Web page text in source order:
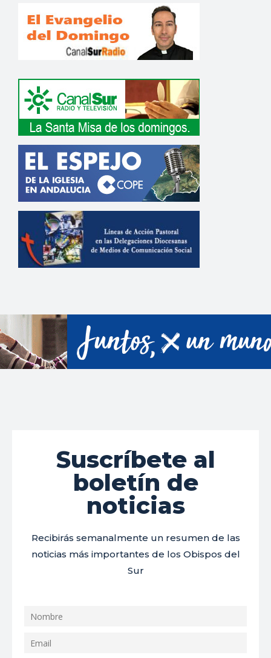
Suscríbete al
boletín de
noticias
Recibirás semanalmente un resumen de las
noticias más importantes de los Obispos del
Sur